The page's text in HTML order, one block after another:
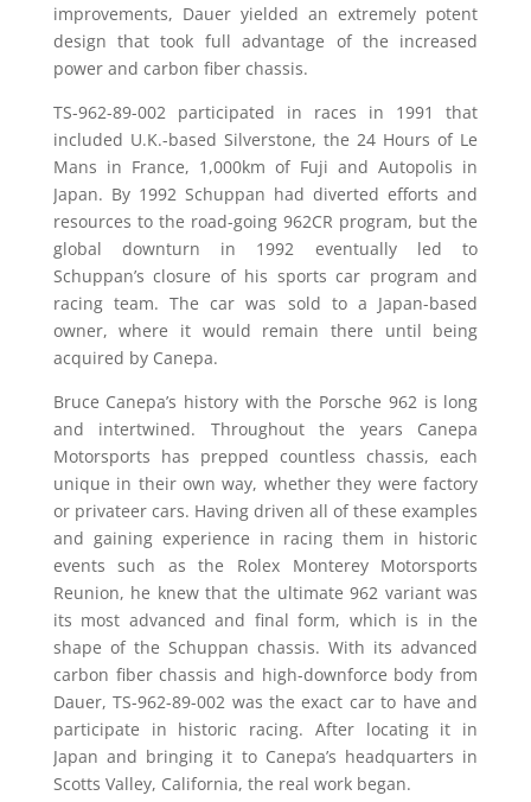
improvements, Dauer yielded an extremely potent
design that took full advantage of the increased
power and carbon fiber chassis.
TS-962-89-002 participated in races in 1991 that
included U.K.-based Silverstone, the 24 Hours of Le
Mans in France, 1,000km of Fuji and Autopolis in
Japan. By 1992 Schuppan had diverted efforts and
resources to the road-going 962CR program, but the
global downturn in 1992 eventually led to
Schuppan’s closure of his sports car program and
racing team. The car was sold to a Japan-based
owner, where it would remain there until being
acquired by Canepa.
Bruce Canepa’s history with the Porsche 962 is long
and intertwined. Throughout the years Canepa
Motorsports has prepped countless chassis, each
unique in their own way, whether they were factory
or privateer cars. Having driven all of these examples
and gaining experience in racing them in historic
events such as the Rolex Monterey Motorsports
Reunion, he knew that the ultimate 962 variant was
its most advanced and final form, which is in the
shape of the Schuppan chassis. With its advanced
carbon fiber chassis and high-downforce body from
Dauer, TS-962-89-002 was the exact car to have and
participate in historic racing. After locating it in
Japan and bringing it to Canepa’s headquarters in
Scotts Valley, California, the real work began.